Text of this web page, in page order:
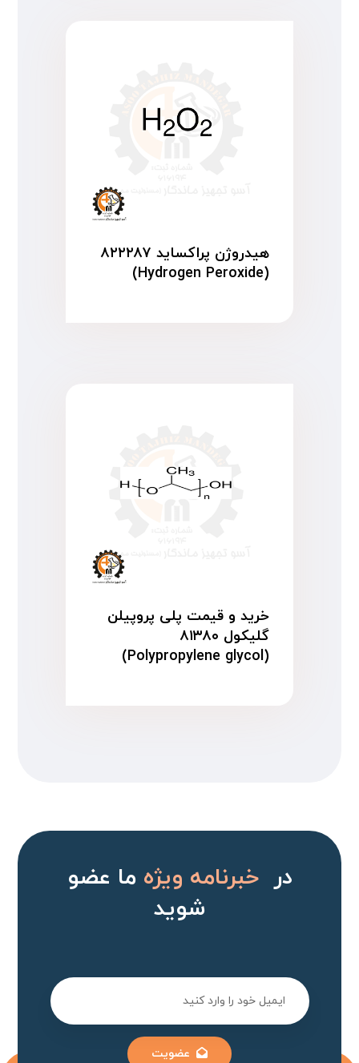
هیدروژن پراکساید ۸۲۲۲۸۷
(Hydrogen Peroxide)
خرید و قیمت پلی پروپیلن
گلیکول ۸۱۳۸۰
(Polypropylene glycol)
درخبرنامه ویژهما عضو
شوید
عضویت